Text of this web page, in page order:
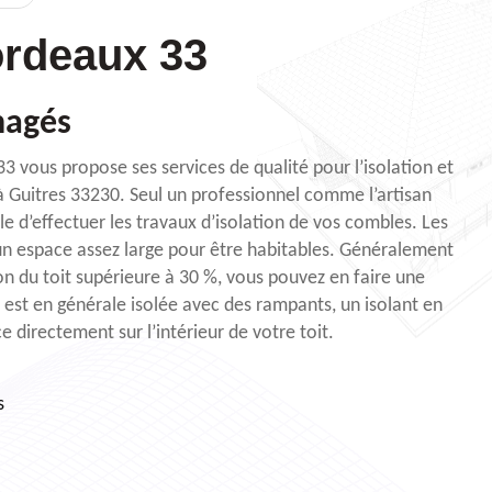
33
vous propose ses services de qualité pour l’isolation et
Guitres 33230. Seul un professionnel comme l’artisan
d’effectuer les travaux d’isolation de vos combles. Les
espace assez large pour être habitables. Généralement
du toit supérieure à 30 %, vous pouvez en faire une
en générale isolée avec des rampants, un isolant en
directement sur l’intérieur de votre toit.